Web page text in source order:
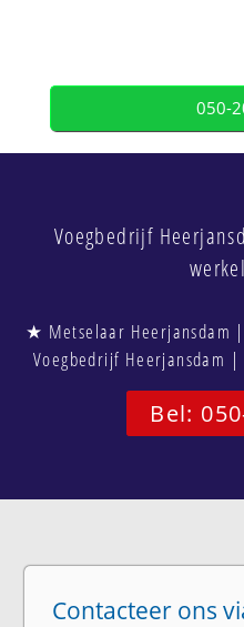
050-
Voegbedrijf
★ Metselaar Heerjansdam
Voegbedrijf Heerjansdam
Bel:
Contacteer ons